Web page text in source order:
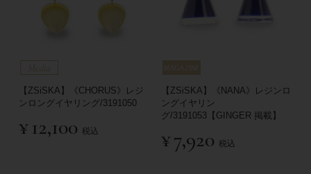
【ZSiSKA】《CHORUS》レジ
ンロングイヤリング/3191050
¥ 12,100 税込
【ZSiSKA】《NANA》レジンロ
ングイヤリン
グ/3191053【GINGER 掲載】
¥7,920 税込